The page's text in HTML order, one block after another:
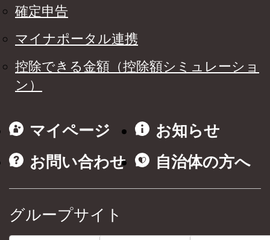
確定申告
マイナポータル連携
控除できる金額（控除額シミュレーショ
ン）
マイページ
お知らせ
お問い合わせ
自治体の方へ
グループサイト